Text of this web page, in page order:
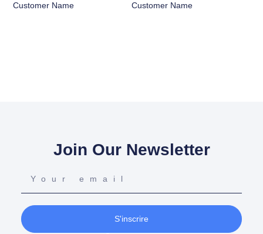
Customer Name Customer Name
Join Our Newsletter
S'inscrire